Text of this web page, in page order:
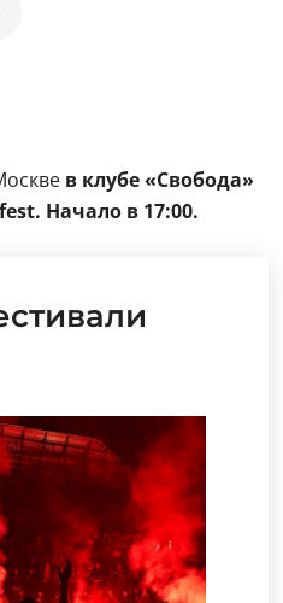
в клубе «Свобода»
Начало в 17:00.